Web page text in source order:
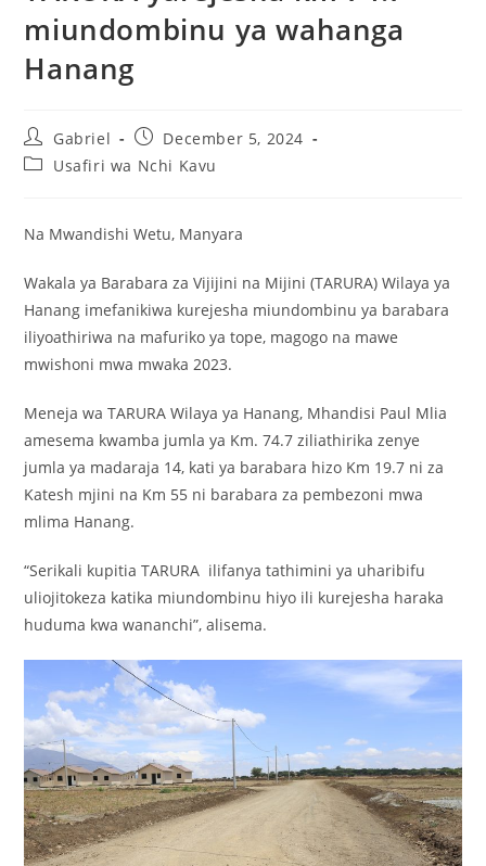
miundombinu ya wahanga
Hanang
Gabriel
December 5, 2024
Usafiri wa Nchi Kavu
Na Mwandishi Wetu, Manyara
Wakala ya Barabara za Vijijini na Mijini (TARURA) Wilaya ya
Hanang imefanikiwa kurejesha miundombinu ya barabara
iliyoathiriwa na mafuriko ya tope, magogo na mawe
mwishoni mwa mwaka 2023.
Meneja wa TARURA Wilaya ya Hanang, Mhandisi Paul Mlia
amesema kwamba jumla ya Km. 74.7 ziliathirika zenye
jumla ya madaraja 14, kati ya barabara hizo Km 19.7 ni za
Katesh mjini na Km 55 ni barabara za pembezoni mwa
mlima Hanang.
“Serikali kupitia TARURA ilifanya tathimini ya uharibifu
uliojitokeza katika miundombinu hiyo ili kurejesha haraka
huduma kwa wananchi”, alisema.